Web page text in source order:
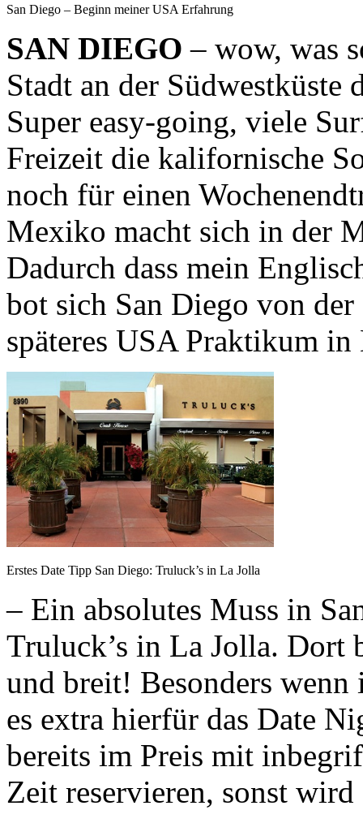
San Diego – Beginn meiner USA Erfahrung
SAN DIEGO – wow, was
Stadt an der
Super easy-going, viele
Freizeit die kalifornische
noch für einen
Mexiko macht sich in der
Dadurch dass mein
bot sich San Diego von
späteres USA Praktikum
Erstes Date Tipp San Diego: Truluck’s in La Jolla
– Ein absolutes Muss in
Truluck’s in La Jolla. Dort
und breit! Besonders
es extra hierfür das Date
bereits im Preis mit
Zeit reservieren, sonst